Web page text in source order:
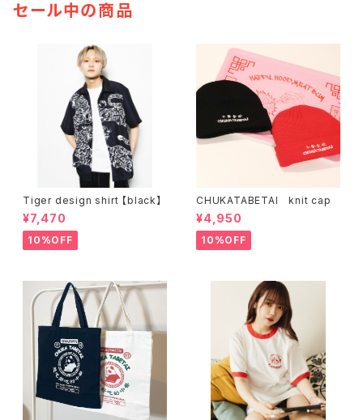
セール中の商品
Tiger design shirt 【black】
¥7,470
10%OFF
CHUKATABETAI knit cap
¥4,950
10%OFF